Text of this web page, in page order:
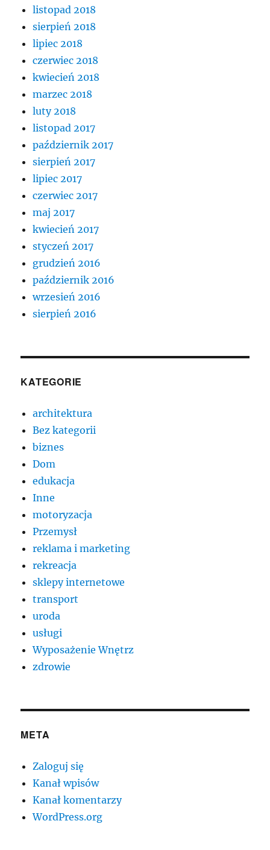
listopad 2018
sierpień 2018
lipiec 2018
czerwiec 2018
kwiecień 2018
marzec 2018
luty 2018
listopad 2017
październik 2017
sierpień 2017
lipiec 2017
czerwiec 2017
maj 2017
kwiecień 2017
styczeń 2017
grudzień 2016
październik 2016
wrzesień 2016
sierpień 2016
KATEGORIE
architektura
Bez kategorii
biznes
Dom
edukacja
Inne
motoryzacja
Przemysł
reklama i marketing
rekreacja
sklepy internetowe
transport
uroda
usługi
Wyposażenie Wnętrz
zdrowie
META
Zaloguj się
Kanał wpisów
Kanał komentarzy
WordPress.org